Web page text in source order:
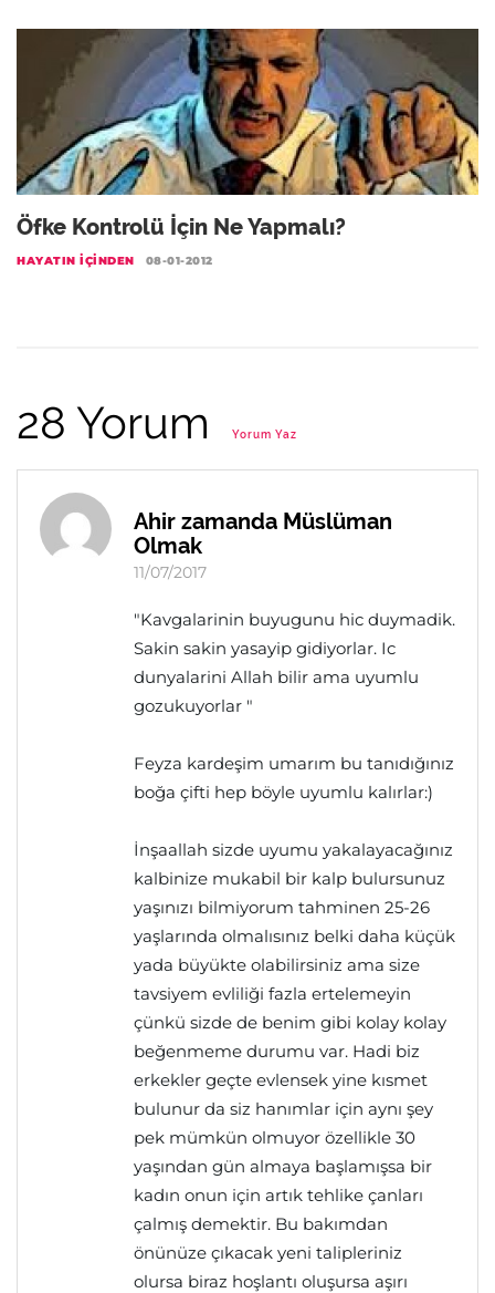
Öfke Kontrolü İçin Ne Yapmalı?
HAYATIN İÇINDEN 08-01-2012
28 Yorum Yorum Yaz
Ahir zamanda Müslüman
Olmak
11/07/2017
"Kavgalarinin buyugunu hic duymadik.
Sakin sakin yasayip gidiyorlar. Ic
dunyalarini Allah bilir ama uyumlu
gozukuyorlar "
Feyza kardeşim umarım bu tanıdığınız
boğa çifti hep böyle uyumlu kalırlar:)
İnşaallah sizde uyumu yakalayacağınız
kalbinize mukabil bir kalp bulursunuz
yaşınızı bilmiyorum tahminen 25-26
yaşlarında olmalısınız belki daha küçük
yada büyükte olabilirsiniz ama size
tavsiyem evliliği fazla ertelemeyin
çünkü sizde de benim gibi kolay kolay
beğenmeme durumu var. Hadi biz
erkekler geçte evlensek yine kısmet
bulunur da siz hanımlar için aynı şey
pek mümkün olmuyor özellikle 30
yaşından gün almaya başlamışsa bir
kadın onun için artık tehlike çanları
çalmış demektir. Bu bakımdan
önünüze çıkacak yeni talipleriniz
olursa biraz hoşlantı oluşursa aşırı